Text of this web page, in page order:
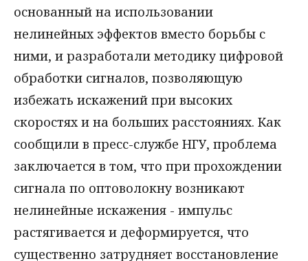
основанный на использовании
нелинейных эффектов вместо борьбы с
ними, и разработали методику цифровой
обработки сигналов, позволяющую
избежать искажений при высоких
скоростях и на больших расстояниях. Как
сообщили в пресс-службе НГУ, проблема
заключается в том, что при прохождении
сигнала по оптоволокну возникают
нелинейные искажения - импульс
растягивается и деформируется, что
существенно затрудняет восстановление